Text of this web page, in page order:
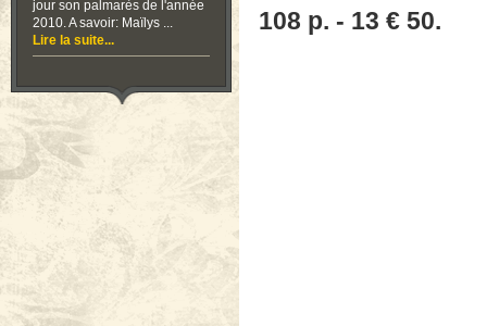
jour son palmarès de l'année
2010. A savoir: Maïlys ...
Lire la suite...
108 p. - 13 € 50.